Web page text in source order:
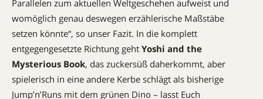
Parallelen zum aktuellen Weltgeschehen aufweist und
womöglich genau deswegen erzählerische Maßstäbe
setzen könnte“, so unser Fazit. In die komplett
entgegengesetzte Richtung geht Yoshi and the
Mysterious Book, das zuckersüß daherkommt, aber
spielerisch in eine andere Kerbe schlägt als bisherige
Jump’n’Runs mit dem grünen Dino – lasst Euch